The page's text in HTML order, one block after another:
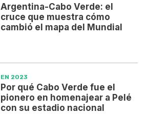
Argentina-Cabo Verde: el
cruce que muestra cómo
cambió el mapa del Mundial
EN 2023
Por qué Cabo Verde fue el
pionero en homenajear a Pelé
con su estadio nacional